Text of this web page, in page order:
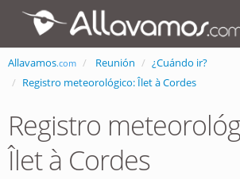
Allavamos.com Reunión
¿Cuándo ir?
Registro meteorológico: Îlet à Cordes
Registro
Îlet à Cordes